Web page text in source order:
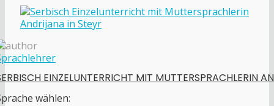
EINZELUNTERRICHT MIT MUTTERSPRACHLERIN AN
wählen: